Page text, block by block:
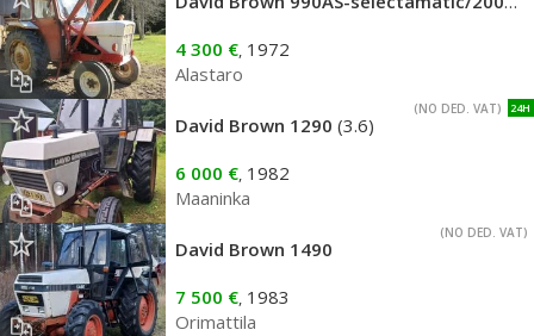
4 300 €, 1972
Alastaro
24H
(NO DED. VAT)
David Brown 1290 (3.6)
6 000 €, 1982
Maaninka
(NO DED. VAT)
David Brown 1490
7 500 €, 1983
Orimattila